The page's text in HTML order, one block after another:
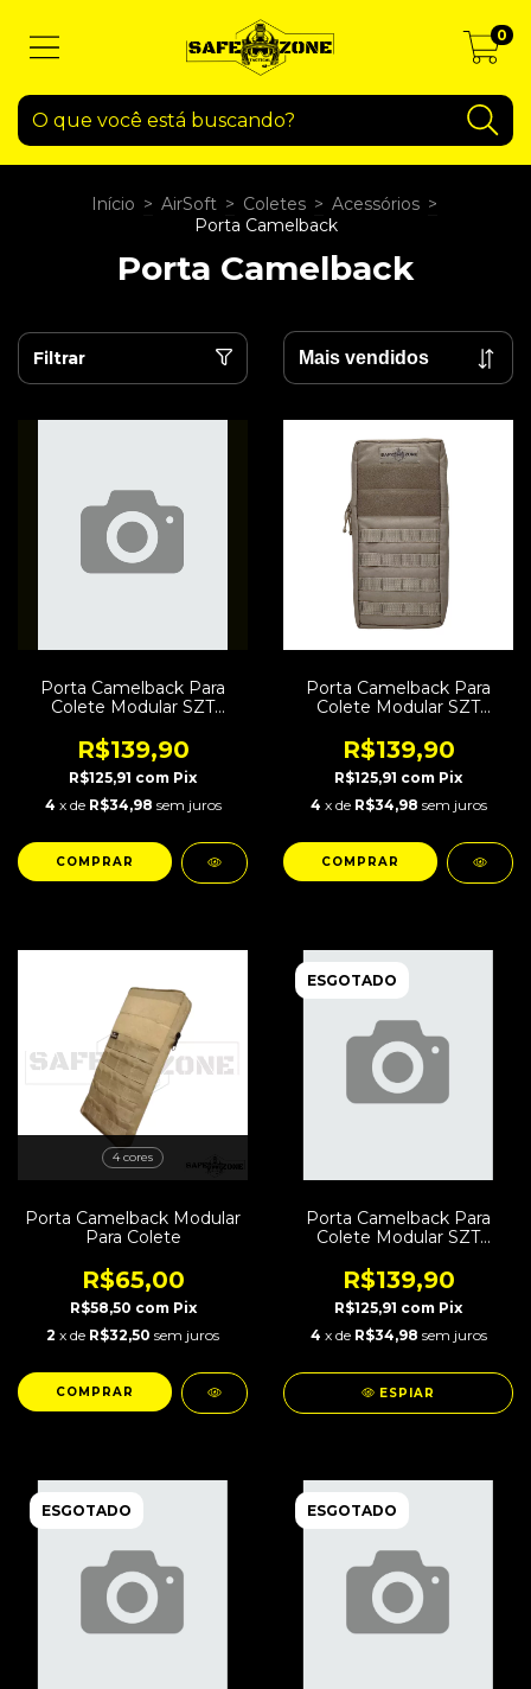
0
Início > AirSoft > Coletes > Acessórios >
Porta Camelback
Porta Camelback
Filtrar
Porta Camelback Para
Colete Modular SZT
R$139,90
R$125,91 com Pix
4 x de R$34,98 sem juros
Porta Camelback Para
Colete Modular SZT
R$139,90
R$125,91 com Pix
4 x de R$34,98 sem juros
4 cores
Porta Camelback Modular
Para Colete
R$65,00
R$58,50 com Pix
2 x de R$32,50 sem juros
COMPRAR
ESGOTADO
Porta Camelback Para
Colete Modular SZT
R$139,90
R$125,91 com Pix
4 x de R$34,98 sem juros
ESPIAR
ESGOTADO ESGOTADO